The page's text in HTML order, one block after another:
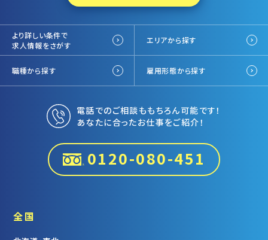
より詳しい条件で
求人情報をさがす
エリアから探す
職種から探す 雇用形態から探す
電話でのご相談ももちろん可能です！
あなたに合ったお仕事をご紹介！
0120-080-451
全国